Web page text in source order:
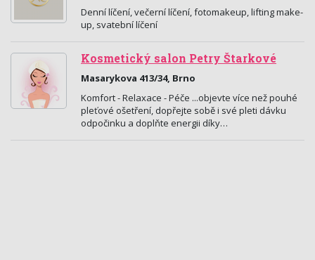
Denní líčení, večerní líčení, fotomakeup, lifting make-
up, svatební líčení
Kosmetický salon Petry Štarkové
Masarykova 413/34, Brno
Komfort - Relaxace - Péče ...objevte více než pouhé
pleťové ošetření, dopřejte sobě i své pleti dávku
odpočinku a doplňte energii díky…